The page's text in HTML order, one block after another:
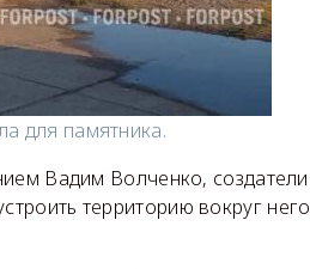
для памятника.
Вадим Волченко, создатели
территорию вокруг него